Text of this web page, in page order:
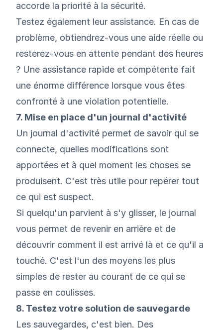
accorde la priorité à la sécurité.
Testez également leur assistance. En cas de
problème, obtiendrez-vous une aide réelle ou
resterez-vous en attente pendant des heures
? Une assistance rapide et compétente fait
une énorme différence lorsque vous êtes
confronté à une violation potentielle.
7. Mise en place d'un journal d'activité
Un journal d'activité permet de savoir qui se
connecte, quelles modifications sont
apportées et à quel moment les choses se
produisent. C'est très utile pour repérer tout
ce qui est suspect.
Si quelqu'un parvient à s'y glisser, le journal
vous permet de revenir en arrière et de
découvrir comment il est arrivé là et ce qu'il a
touché. C'est l'un des moyens les plus
simples de rester au courant de ce qui se
passe en coulisses.
8. Testez votre solution de sauvegarde
Les sauvegardes, c'est bien. Des